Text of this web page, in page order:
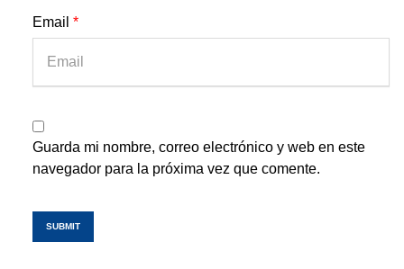
Email *
Guarda mi nombre, correo electrónico y web en este
navegador para la próxima vez que comente.
SUBMIT